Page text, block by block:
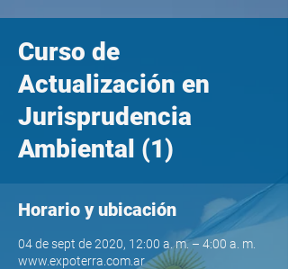
Curso de
Actualización en
Jurisprudencia
Ambiental (1)
Horario y ubicación
04 de sept de 2020, 12:00 a. m. – 4:00 a. m.
www.expoterra.com.ar